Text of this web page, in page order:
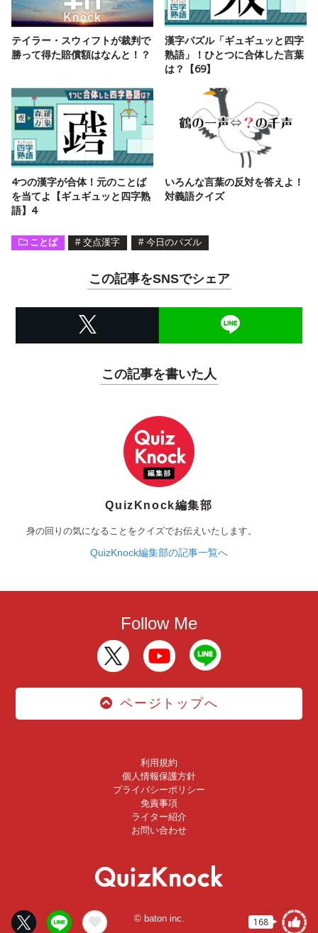
168
テイラー・スウィフトが裁判で
勝って得た賠償額はなんと！？
漢字パズル「ギュギュッと四字
熟語」！ひとつに合体した言葉
は？【69】
4つの漢字が合体！元のことば
を当てよ【ギュギュッと四字熟
語】4
いろんな言葉の反対を答えよ！
対義語クイズ
ことば # 交点漢字 # 今日のパズル
この記事をSNSでシェア
この記事を書いた人
QuizKnock編集部
身の回りの気になることをクイズでお伝えいたします。
QuizKnock編集部の記事一覧へ
Follow Me
ページトップへ
利用規約
個人情報保護方針
プライバシーポリシー
免責事項
ライター紹介
お問い合わせ
© baton inc.